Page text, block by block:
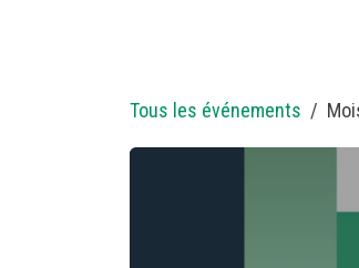
Tous les événements